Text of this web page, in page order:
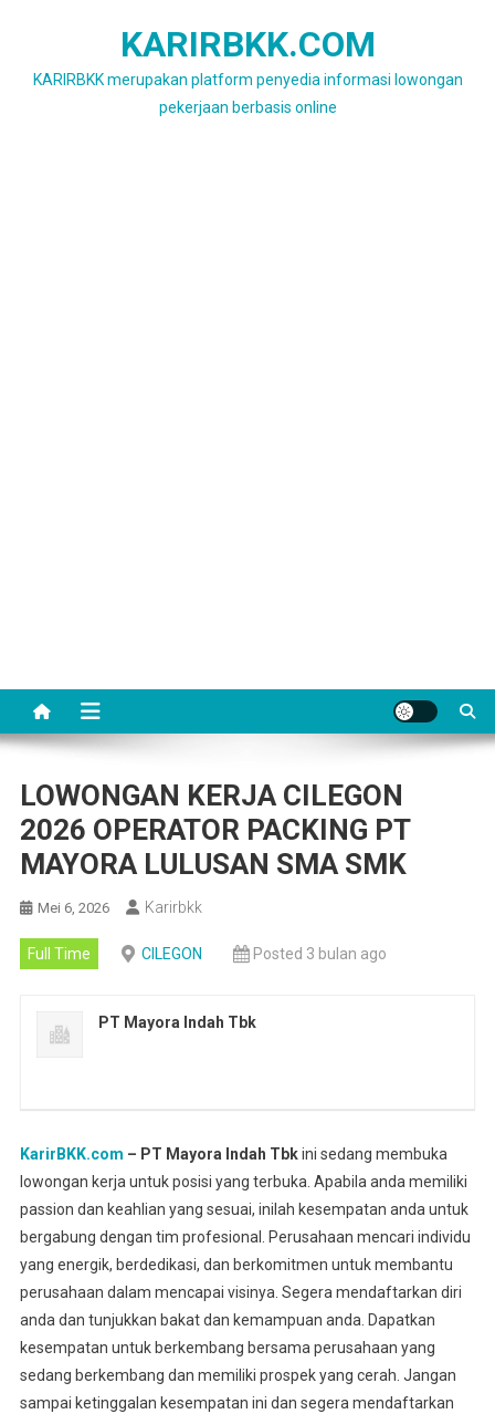
KARIRBKK.COM
KARIRBKK merupakan platform penyedia informasi lowongan
pekerjaan berbasis online
LOWONGAN KERJA CILEGON
2026 OPERATOR PACKING PT
MAYORA LULUSAN SMA SMK
Mei 6, 2026 Karirbkk
Full Time CILEGON Posted 3 bulan ago
PT Mayora Indah Tbk
KarirBKK.com – PT Mayora Indah Tbkini sedang membuka
lowongan kerja untuk posisi yang terbuka. Apabila anda memiliki
passion dan keahlian yang sesuai, inilah kesempatan anda untuk
bergabung dengan tim profesional. Perusahaan mencari individu
yang energik, berdedikasi, dan berkomitmen untuk membantu
perusahaan dalam mencapai visinya. Segera mendaftarkan diri
anda dan tunjukkan bakat dan kemampuan anda. Dapatkan
kesempatan untuk berkembang bersama perusahaan yang
sedang berkembang dan memiliki prospek yang cerah. Jangan
sampai ketinggalan kesempatan ini dan segera mendaftarkan